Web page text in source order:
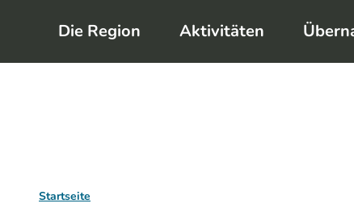
m
Die Region Aktivitäten
Startseite